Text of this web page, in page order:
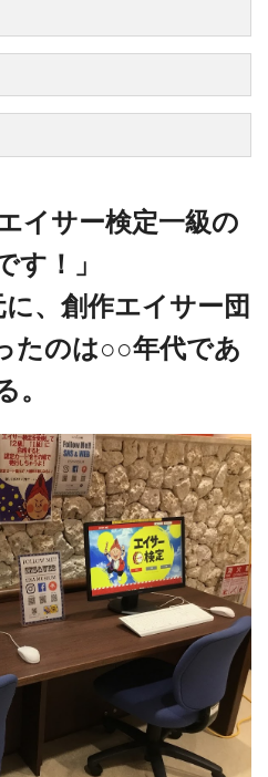
イサー検定一級の
す！」
、創作エイサー団
たのは○○年代であ
。